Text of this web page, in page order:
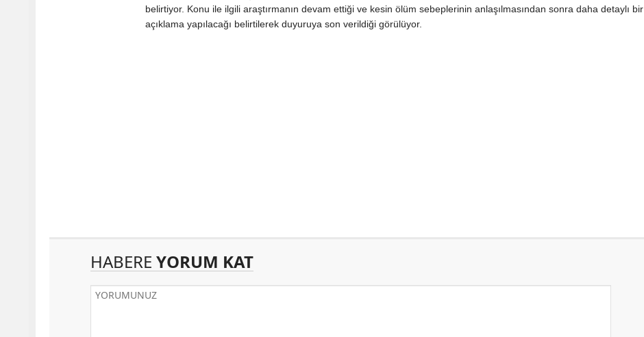
belirtiyor. Konu ile ilgili araştırmanın devam ettiği ve kesin ölüm sebeplerinin anlaşılmasından sonra daha detaylı bir
açıklama yapılacağı belirtilerek duyuruya son verildiği görülüyor.
HABERE YORUM KAT